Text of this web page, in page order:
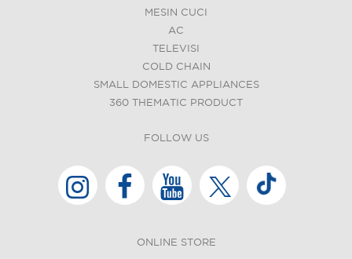
MESIN CUCI
AC
TELEVISI
COLD CHAIN
SMALL DOMESTIC APPLIANCES
360 THEMATIC PRODUCT
FOLLOW US
ONLINE STORE